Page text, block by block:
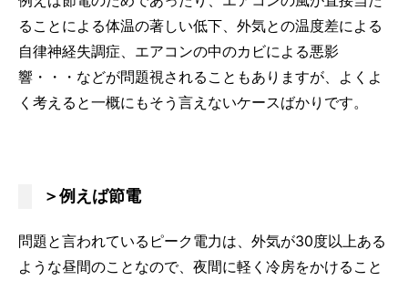
ることによる体温の著しい低下、外気との温度差による
自律神経失調症、エアコンの中のカビによる悪影
響・・・などが問題視されることもありますが、よくよ
く考えると一概にもそう言えないケースばかりです。
＞例えば節電
問題と言われているピーク電力は、外気が30度以上ある
ような昼間のことなので、夜間に軽く冷房をかけること